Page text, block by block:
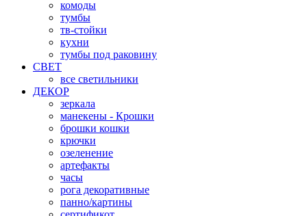
комоды
тумбы
тв-стойки
кухни
тумбы под раковину
СВЕТ
все светильники
ДЕКОР
зеркала
манекены - Крошки
брошки кошки
крючки
озеленение
артефакты
часы
рога декоративные
панно/картины